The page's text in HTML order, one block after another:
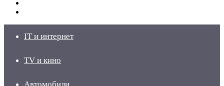
IT и интернет
TV и кино